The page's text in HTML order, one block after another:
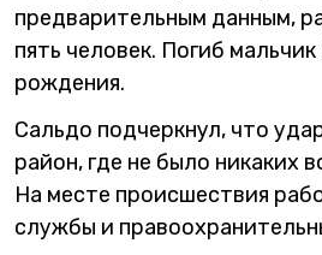
предварительным данным,
пять человек. Погиб
рождения.
Сальдо подчеркнул, что
район, где не было никаких
На месте происшествия
службы и